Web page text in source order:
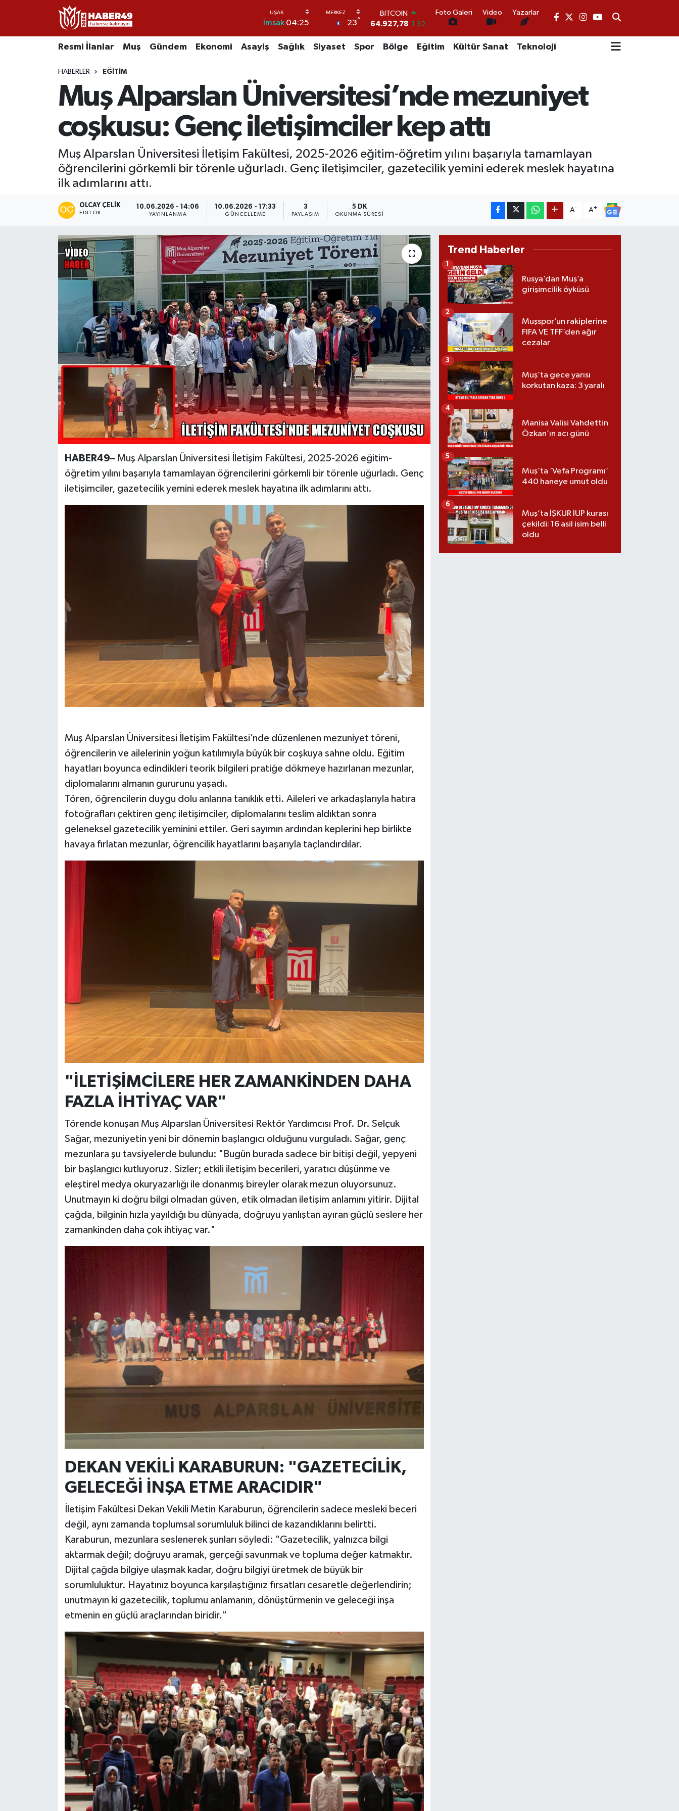
İmsak 04:25 23°
DOLAR
47,5894 0.08
55,0398 -0.02
6508.83
BİST100
BITCOIN
64.927,78 1.32
Foto Galeri Video Yazarlar
Resmi İlanlar Muş Gündem Ekonomi Asayiş Sağlık Siyaset Spor Bölge Eğitim Kültür Sanat Teknoloji
HABERLER EĞITIM
Muş Alparslan Üniversitesi’nde mezuniyet
coşkusu: Genç iletişimciler kep attı
Muş Alparslan Üniversitesi İletişim Fakültesi, 2025-2026 eğitim-öğretim yılını başarıyla tamamlayan
öğrencilerini görkemli bir törenle uğurladı. Genç iletişimciler, gazetecilik yemini ederek meslek hayatına
ilk adımlarını attı.
OLCAY ÇELIK
EDITÖR
10.06.2026 - 14:06
YAYINLANMA
10.06.2026 - 17:33
GÜNCELLEME
3
PAYLAŞIM
5 DK
OKUNMA SÜRESI
A- A+
HABER49– Muş Alparslan Üniversitesi İletişim Fakültesi, 2025-2026 eğitim-
öğretim yılını başarıyla tamamlayan öğrencilerini görkemli bir törenle uğurladı. Genç
iletişimciler, gazetecilik yemini ederek meslek hayatına ilk adımlarını attı.
Muş Alparslan Üniversitesi İletişim Fakültesi’nde düzenlenen mezuniyet töreni,
öğrencilerin ve ailelerinin yoğun katılımıyla büyük bir coşkuya sahne oldu. Eğitim
hayatları boyunca edindikleri teorik bilgileri pratiğe dökmeye hazırlanan mezunlar,
diplomalarını almanın gururunu yaşadı.
Tören, öğrencilerin duygu dolu anlarına tanıklık etti. Aileleri ve arkadaşlarıyla hatıra
fotoğrafları çektiren genç iletişimciler, diplomalarını teslim aldıktan sonra
geleneksel gazetecilik yeminini ettiler. Geri sayımın ardından keplerini hep birlikte
havaya fırlatan mezunlar, öğrencilik hayatlarını başarıyla taçlandırdılar.
"İLETİŞİMCİLERE HER ZAMANKİNDEN DAHA
FAZLA İHTİYAÇ VAR"
Törende konuşan Muş Alparslan Üniversitesi Rektör Yardımcısı Prof. Dr. Selçuk
Sağar, mezuniyetin yeni bir dönemin başlangıcı olduğunu vurguladı. Sağar, genç
mezunlara şu tavsiyelerde bulundu: "Bugün burada sadece bir bitişi değil, yepyeni
bir başlangıcı kutluyoruz. Sizler; etkili iletişim becerileri, yaratıcı düşünme ve
eleştirel medya okuryazarlığı ile donanmış bireyler olarak mezun oluyorsunuz.
Unutmayın ki doğru bilgi olmadan güven, etik olmadan iletişim anlamını yitirir. Dijital
çağda, bilginin hızla yayıldığı bu dünyada, doğruyu yanlıştan ayıran güçlü seslere her
zamankinden daha çok ihtiyaç var."
DEKAN VEKİLİ KARABURUN: "GAZETECİLİK,
GELECEĞİ İNŞA ETME ARACIDIR"
İletişim Fakültesi Dekan Vekili Metin Karaburun, öğrencilerin sadece mesleki beceri
değil, aynı zamanda toplumsal sorumluluk bilinci de kazandıklarını belirtti.
Karaburun, mezunlara seslenerek şunları söyledi: "Gazetecilik, yalnızca bilgi
aktarmak değil; doğruyu aramak, gerçeği savunmak ve topluma değer katmaktır.
Dijital çağda bilgiye ulaşmak kadar, doğru bilgiyi üretmek de büyük bir
sorumluluktur. Hayatınız boyunca karşılaştığınız fırsatları cesaretle değerlendirin;
unutmayın ki gazetecilik, toplumu anlamanın, dönüştürmenin ve geleceği inşa
etmenin en güçlü araçlarından biridir."
Trend Haberler
Rusya’dan Muş’a
girişimcilik öyküsü
1
Muşspor’un rakiplerine
FIFA VE TFF’den ağır
cezalar
2
Muş’ta gece yarısı
korkutan kaza: 3 yaralı
3
Manisa Valisi Vahdettin
Özkan’ın acı günü
4
Muş’ta ‘Vefa Programı’
440 haneye umut oldu
5
Muş’ta İŞKUR İUP kurası
çekildi: 16 asil isim belli
oldu
6
Resmi İlanlar
Siyaset
Teknoloji
Bulanık
Malazgirt
Uşak Nöbetçi Eczaneler
Uşak Namaz Vakitleri
Uşak Trafik Yoğunluk Haritası
TFF 2.Lig Kırmızı Grup Puan Durumu ve Fikstür
Tüm Manşetler
Haber Arşivi